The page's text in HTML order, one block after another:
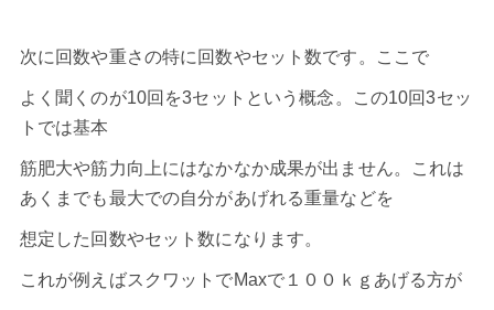
次に回数や重さの特に回数やセット数です。ここで
よく聞くのが10回を3セットという概念。この10回3セッ
トでは基本
筋肥大や筋力向上にはなかなか成果が出ません。これは
あくまでも最大での自分があげれる重量などを
想定した回数やセット数になります。
これが例えばスクワットでMaxで１００ｋｇあげる方が